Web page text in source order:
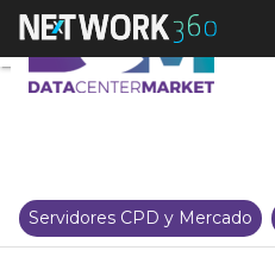
Servidores CPD y Mercado